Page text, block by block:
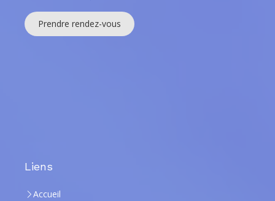
Prendre rendez-vous
Liens
Accueil